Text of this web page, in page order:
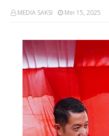
MEDIA SAKSI Mei 15, 2025